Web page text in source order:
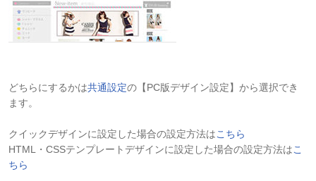
どちらにするかは共通設定の【PC版デザイン設定】から選択でき
ます。
クイックデザインに設定した場合の設定方法はこちら
HTML・CSSテンプレートデザインに設定した場合の設定方法はこ
ちら